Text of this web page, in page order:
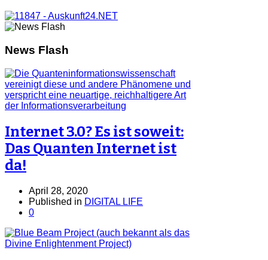
News Flash
Internet 3.0? Es ist soweit:
Das Quanten Internet ist
da!
April 28, 2020
Published in DIGITAL LIFE
0